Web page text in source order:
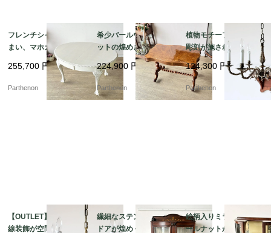
フレンチシャビーな佇
まい、マホガニーのエ
クステンション・ダイ
ニングテーブル【t32
4】
255,700 円
Parthenon
希少バールウォールナ
ットの煌めき。美しい
波型天板とツイストレ
ッグのセンターテーブ
ル【t329】
224,900 円
Parthenon
植物モチーフの精密な
彫刻が施された気品溢
れる吊り下げ照明。優
美な曲線を描く真鍮製6
灯シャンデリア【sy44
5】
124,300 円
Parthenon
【OUTLET】優雅な曲
線装飾が空間を華やか
繊細なステンドグラス
ドアが煌めく、気品漂
絵柄入りミラーとウォ
ールナットが美しいア